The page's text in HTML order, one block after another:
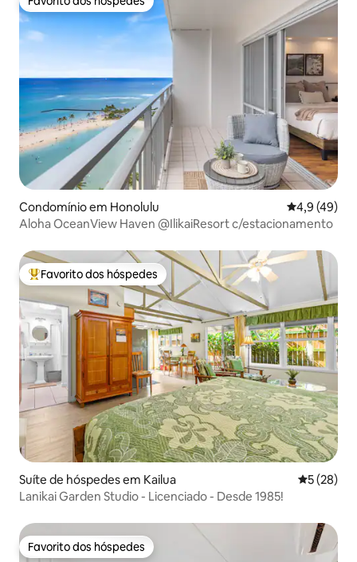
Favorito dos hóspedes
Condomínio em Honolulu
4,9 (49)
Aloha OceanView Haven @IlikaiResort c/estacionamento
Favoritos dos hóspedes mais apreciados
Favorito dos hóspedes
Suíte de hóspedes em Kailua
5 (28)
Lanikai Garden Studio - Licenciado - Desde 1985!
Favorito dos hóspedes
Favorito dos hóspedes